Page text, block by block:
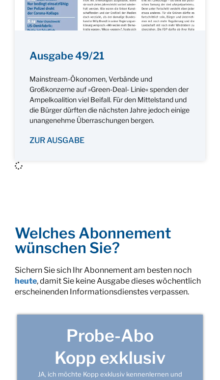
Ausgabe 49/21
Mainstream-Ökonomen, Verbände und
Großkonzerne auf »Green-Deal- Linie« spenden der
Ampelkoalition viel Beifall. Für den Mittelstand und
die Bürger dürften die nächsten Jahre jedoch einige
unangenehme Überraschungen bergen.
ZUR AUSGABE
Welches Abonnement
wünschen Sie?
Sichern Sie sich Ihr Abonnement am besten noch
heute, damit Sie keine Ausgabe dieses wöchentlich
erscheinenden Informationsdienstes verpassen.
Probe-Abo
Kopp exklusiv
JA, ich möchte Kopp exklusiv kennenlernen und